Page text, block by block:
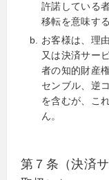
許諾している
移転を意味す
お客様は、理
又は決済サー
者の知的財産
センブル、逆
を含むが、こ
ん。
第７条（決済